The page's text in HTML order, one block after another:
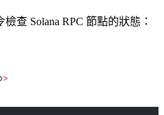
查 Solana RPC 節點的狀態：
>